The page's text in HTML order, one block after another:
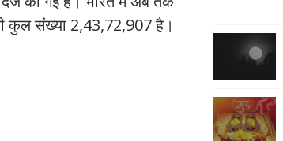
कुल संख्या 2,43,72,907 है।